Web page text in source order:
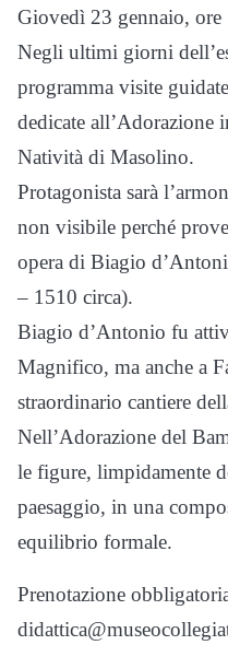
Giovedì 23 gennaio, ore
Negli ultimi giorni
programma visite
dedicate all’Adorazione
Natività di Masolino.
Protagonista sarà
non visibile perché
opera di Biagio
– 1510 circa).
Biagio d’Antonio fu
Magnifico, ma anche a
straordinario cantiere
Nell’Adorazione del
le figure, limpidamente
paesaggio, in una
equilibrio formale.
Prenotazione